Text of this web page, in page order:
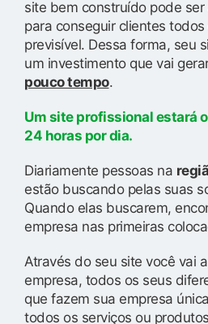
site bem construído pode
para conseguir clientes
previsível. Dessa forma, seu
um investimento que vai
pouco tempo.
Um site profissional estará
24 horas por dia.
Diariamente pessoas na
estão buscando pelas suas
Quando elas buscarem,
empresa nas primeiras
Através do seu site você vai
empresa, todos os seus
que fazem sua empresa
todos os serviços ou